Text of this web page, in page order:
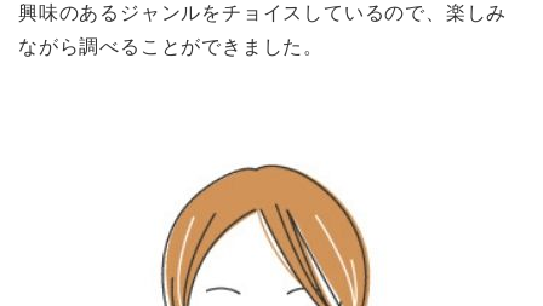
興味のあるジャンルをチョイスしているので、楽しみ
ながら調べることができました。